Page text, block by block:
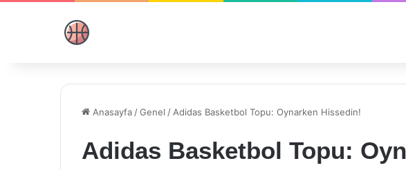
Anasayfa /Genel / Adidas Basketbol Topu: Oynarken Hissedin!
Adidas Basketbol Topu: